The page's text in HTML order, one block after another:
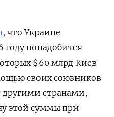
, что Украине
понадобится
$60 млрд Киев
своих союзников
другими странами,
этой суммы при